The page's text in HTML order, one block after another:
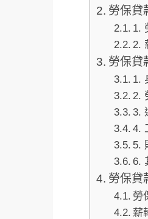
勞保貸
1.
2.
勞保貸
1.
2.
3.
4.
5.
6.
勞保貸
勞
薪